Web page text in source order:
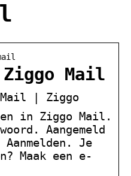
Mail
| Ziggo
in Ziggo Mail.
Aangemeld
Je
Maak een e-